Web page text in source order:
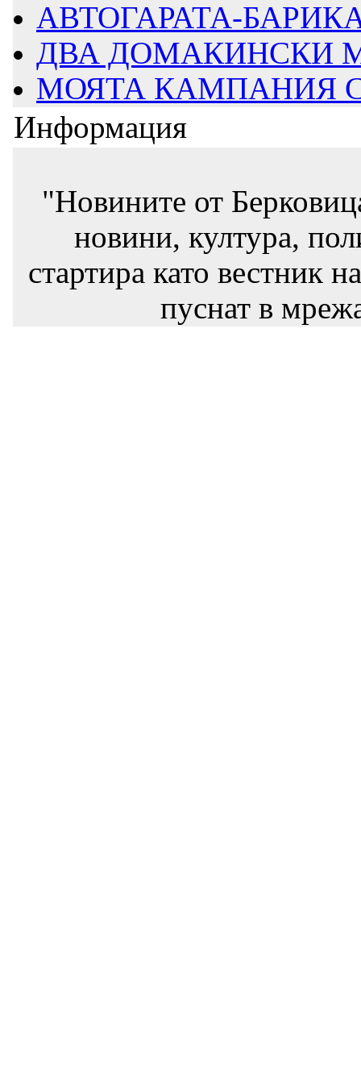
АВТОГАРАТА-
ДВА ДОМАКИНСКИ
МОЯТА КАМПАНИЯ
Информация
"Новините от
новини, култура,
стартира като вестник
пуснат в